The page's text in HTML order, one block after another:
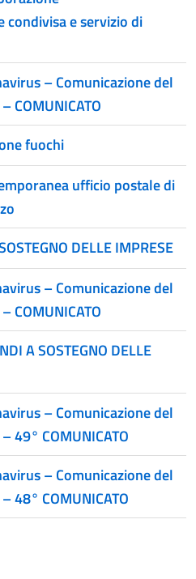
condivisa e servizio di
– Comunicazione del
COMUNICATO
fuochi
ufficio postale di
DELLE IMPRESE
– Comunicazione del
COMUNICATO
A SOSTEGNO DELLE
– Comunicazione del
49° COMUNICATO
– Comunicazione del
48° COMUNICATO